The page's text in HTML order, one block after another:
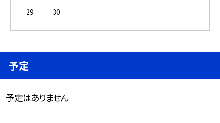
29
30
予定
予定はありません